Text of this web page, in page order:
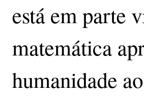
está em parte
matemática
humanidade